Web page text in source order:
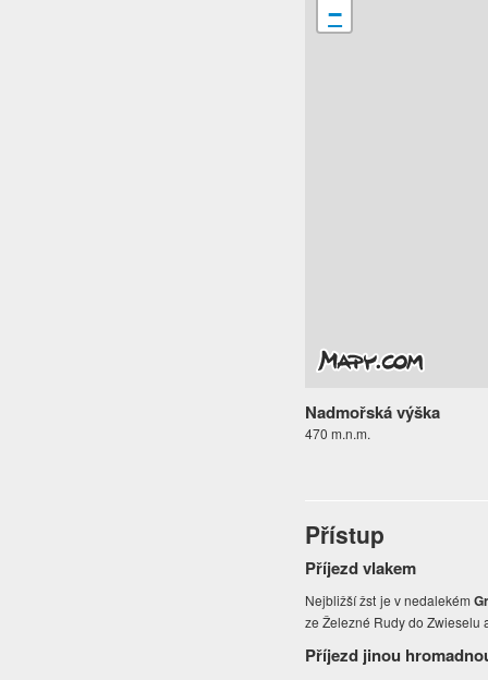
−
Nadmořská výška
470 m.n.m.
Přístup
Příjezd vlakem
Nejbližší žst je v nedalekém
ze Železné Rudy do Zwieselu
Příjezd jinou